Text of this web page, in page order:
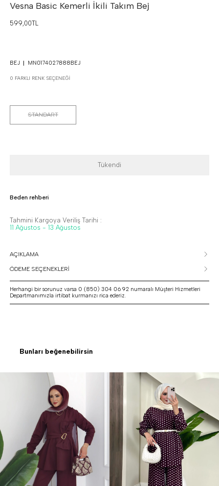
Vesna Basic Kemerli İkili Takım Bej
599,00TL
BEJ MN0174027888BEJ
0 FARKLI RENK SEÇENEĞI
STANDART
Tükendi
Beden rehberi
Tahmini Kargoya Veriliş Tarihi :
11 Ağustos - 13 Ağustos
AÇIKLAMA
ÖDEME SEÇENEKLERİ
Herhangi bir sorunuz varsa 0 (850) 304 06 92 numaralı Müşteri Hizmetleri
Departmanımızla irtibat kurmanızı rica ederiz.
Bunları beğenebilirsin